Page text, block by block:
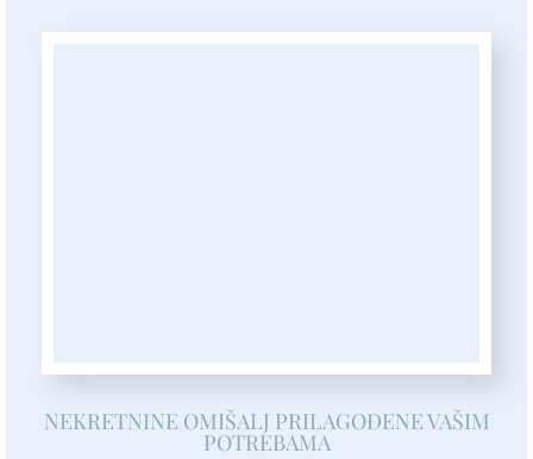
NEKRETNINE OMIŠALJ PRILAGOĐENE VAŠIM
POTREBAMA